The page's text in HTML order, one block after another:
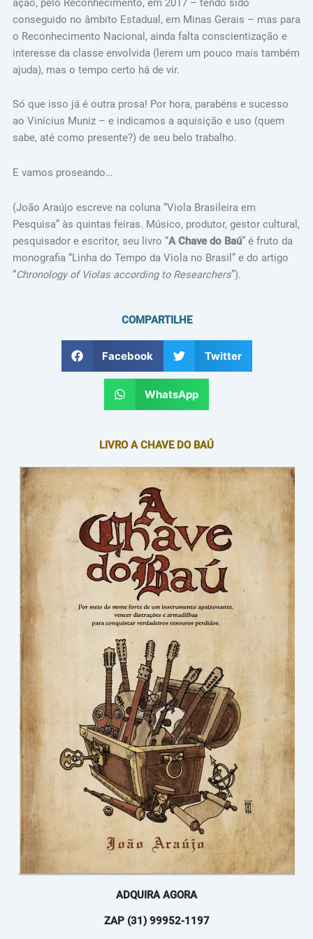
ação, pelo Reconhecimento, em 2017 – tendo sido
conseguido no âmbito Estadual, em Minas Gerais – mas para
o Reconhecimento Nacional, ainda falta conscientização e
interesse da classe envolvida (lerem um pouco mais também
ajuda), mas o tempo certo há de vir.
Só que isso já é outra prosa! Por hora, parabéns e sucesso
ao Vinícius Muniz – e indicamos a aquisição e uso (quem
sabe, até como presente?) de seu belo trabalho.
E vamos proseando…
(João Araújo escreve na coluna “Viola Brasileira em
Pesquisa” às quintas feiras. Músico, produtor, gestor cultural,
pesquisador e escritor, seu livro “A Chave do Baú” é fruto da
monografia “Linha do Tempo da Viola no Brasil” e do artigo
“Chronology of Violas according to Researchers”).
COMPARTILHE
Facebook Twitter
WhatsApp
LIVRO A CHAVE DO BAÚ
ADQUIRA AGORA
ZAP (31) 99952-1197